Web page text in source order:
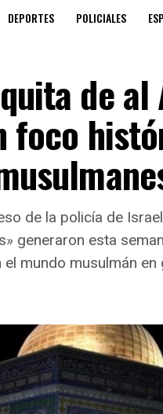
DEPORTES POLICIALES
de al
foco
de la policía de
generaron esta
mundo musulmán en